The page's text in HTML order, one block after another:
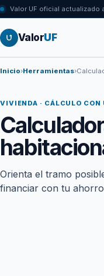
Valor UF oficial actualizado
ValorUF
Inicio›Herramientas›
VIVIENDA · CÁLCULO CON
Orienta el tramo
financiar con tu